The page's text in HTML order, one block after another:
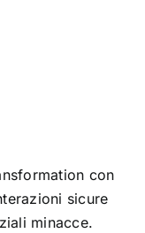
con
sicure
minacce.